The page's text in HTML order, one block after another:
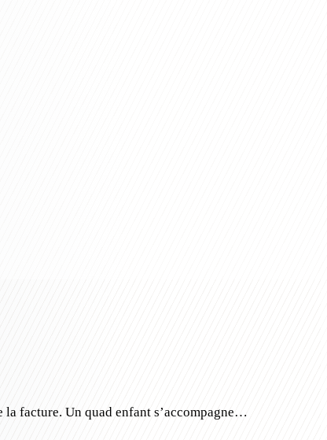
facture. Un quad enfant s’accompagne…